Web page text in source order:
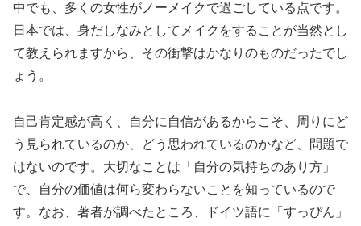
中でも、多くの女性がノーメイクで過ごしている点です。
日本では、身だしなみとしてメイクをすることが当然とし
て教えられますから、その衝撃はかなりのものだったでし
ょう。
自己肯定感が高く、自分に自信があるからこそ、周りにど
う見られているのか、どう思われているのかなど、問題で
はないのです。大切なことは「自分の気持ちのあり方」
で、自分の価値は何ら変わらないことを知っているので
す。なお、著者が調べたところ、ドイツ語に「すっぴん」